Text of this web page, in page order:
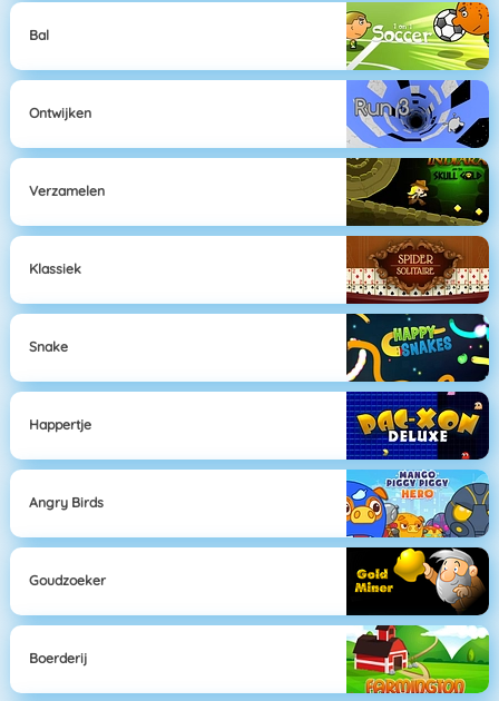
Bal
Ontwijken
Verzamelen
Klassiek
Snake
Happertje
Angry Birds
Goudzoeker
Boerderij